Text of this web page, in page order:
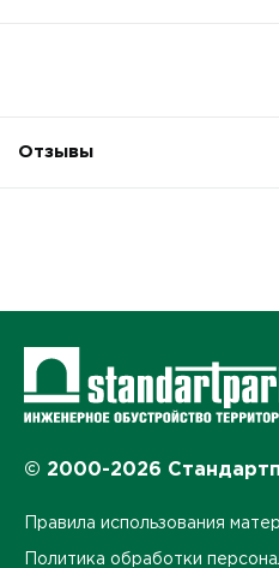
Отзывы
© 2000-2026
Правила использования
Политика обработки